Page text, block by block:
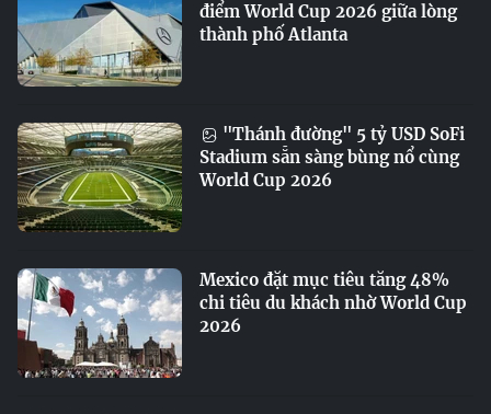
điểm World Cup 2026 giữa lòng
thành phố Atlanta
"Thánh đường" 5 tỷ USD SoFi
Stadium sẵn sàng bùng nổ cùng
World Cup 2026
Mexico đặt mục tiêu tăng 48%
chi tiêu du khách nhờ World Cup
2026